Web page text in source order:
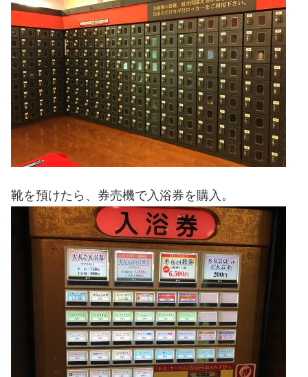
靴を預けたら、券売機で入浴券を購入。